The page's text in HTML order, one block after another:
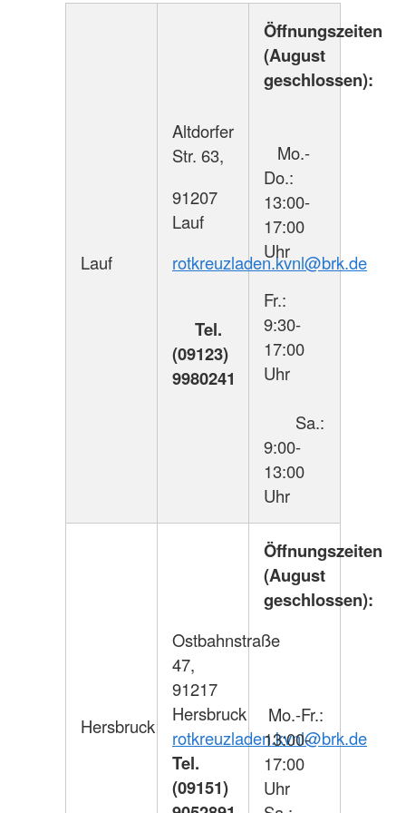
Lauf
Altdorfer
Str. 63,
91207
Lauf
rotkreuzladen.kvnl@brk.de
Tel.
(09123)
9980241
Öffnungszeiten
(August
geschlossen):
Mo.-
Do.:
13:00-
17:00
Uhr
Fr.:
9:30-
17:00
Uhr
Sa.:
9:00-
13:00
Uhr
Hersbruck
Ostbahnstraße
47,
91217
Hersbruck
rotkreuzladen.kvnl@brk.de
Tel.
(09151)
Öffnungszeiten
(August
geschlossen):
Mo.-Fr.:
13:00-
17:00
Uhr